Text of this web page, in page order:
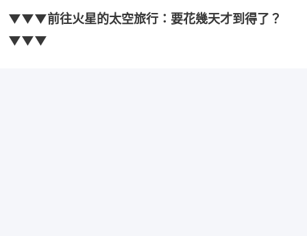
▼▼▼前往火星的太空旅行：要花幾天才到得了？
▼▼▼